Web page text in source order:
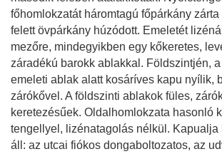
főhomlokzatát háromtagú főpárkány
felett övpárkány húzódott. Emeletét
mezőre, mindegyikben egy kőkeretes,
záradékú barokk ablakkal. Földszintjén,
emeleti ablak alatt kosáríves kapu nyílik,
zárókővel. A földszinti ablakok füles,
keretezésűek. Oldalhomlokzata hasonló
tengellyel, lizénatagolás nélkül. Kapualja
áll: az utcai fiókos dongaboltozatos, az